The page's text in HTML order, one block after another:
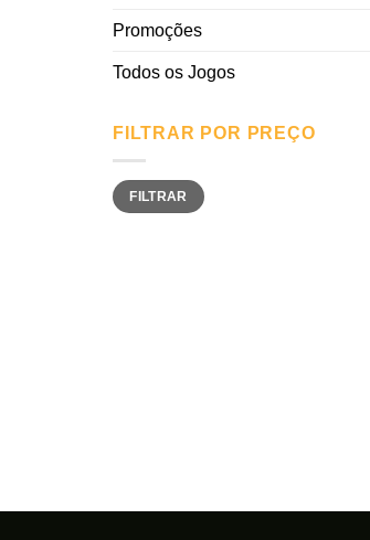
Promoções
Todos os Jogos
FILTRAR POR PREÇO
Preço
mínimo
Preço
máximo
FILTRAR